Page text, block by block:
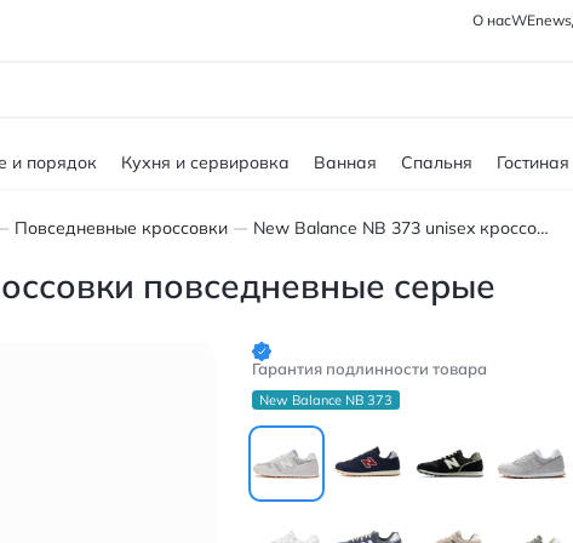
О насWEnews
и порядок Кухня и сервировка Ванная Спальня Гостиная
Повседневные кроссовки New Balance NB 373 unisex кроссовки повседневные серые
повседневные серые
Гарантия подлинности товара
New Balance NB 373